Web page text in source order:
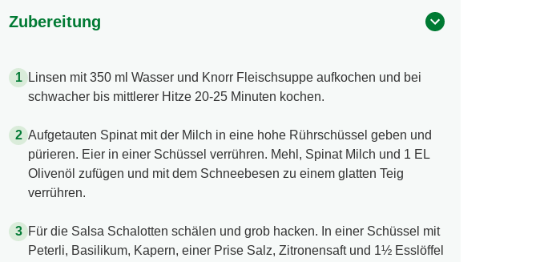
Zubereitung
Linsen mit 350 ml Wasser und Knorr Fleischsuppe aufkochen und bei
schwacher bis mittlerer Hitze 20-25 Minuten kochen.
Aufgetauten Spinat mit der Milch in eine hohe Rührschüssel geben und
pürieren. Eier in einer Schüssel verrühren. Mehl, Spinat Milch und 1 EL
Olivenöl zufügen und mit dem Schneebesen zu einem glatten Teig
verrühren.
Für die Salsa Schalotten schälen und grob hacken. In einer Schüssel mit
Peterli, Basilikum, Kapern, einer Prise Salz, Zitronensaft und 1½ Esslöffel